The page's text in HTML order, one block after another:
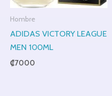
Hombre
ADIDAS VICTORY LEAGUE
MEN 100ML
₡7000